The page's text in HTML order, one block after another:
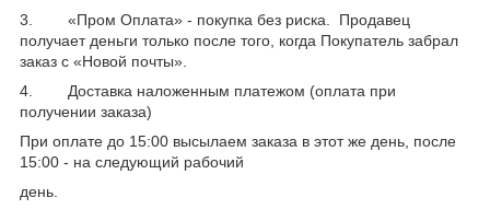
3. «Пром Оплата» - покупка без риска. Продавец
получает деньги только после того, когда Покупатель забрал
заказ с «Новой почты».
4. Доставка наложенным платежом (оплата при
получении заказа)
При оплате до 15:00 высылаем заказа в этот же день, после
15:00 - на следующий рабочий
день.